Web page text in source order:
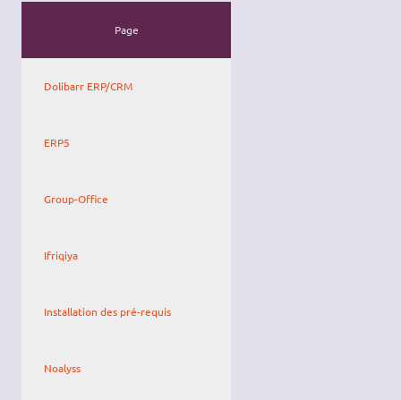
Page
Dolibarr ERP/CRM
ERP5
Group-Office
Ifriqiya
Installation des pré-requis
Noalyss